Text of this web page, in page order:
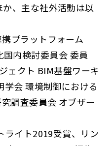
、主な社外活動は以
プラットフォーム
内検討委員会 委員
ェクト BIM基盤ワーキ
学会 環境制御における
調査委員会 オブザー
ライト2019受賞、リン